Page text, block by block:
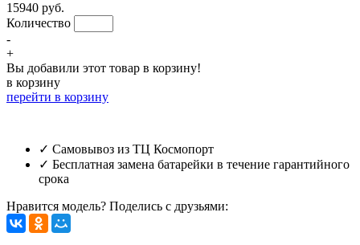
15940 руб.
Количество
-
+
Вы добавили этот товар в корзину!
в корзину
перейти в корзину
✓ Самовывоз из ТЦ Космопорт
✓ Бесплатная замена батарейки в течение гарантийного
срока
Нравится модель? Поделись с друзьями: